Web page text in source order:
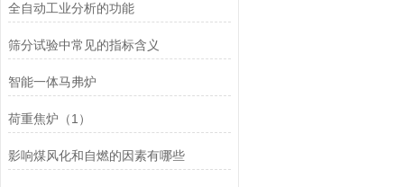
全自动工业分析的功能
筛分试验中常见的指标含义
智能一体马弗炉
荷重焦炉（1）
影响煤风化和自燃的因素有哪些